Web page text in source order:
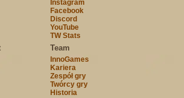
Instagram
Facebook
Discord
YouTube
TW Stats
Team
InnoGames
Kariera
Zespół gry
Twórcy gry
Historia